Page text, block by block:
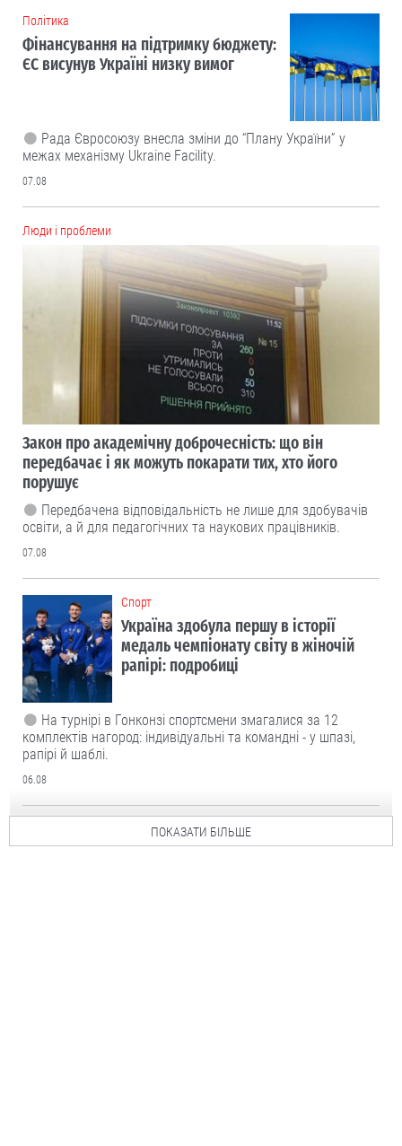
Політика
Фінансування на підтримку бюджету:
ЄС висунув Україні низку вимог
Рада Євросоюзу внесла зміни до “Плану України” у
межах механізму Ukraine Facility.
07.08
Люди і проблеми
Закон про академічну доброчесність: що він
передбачає і як можуть покарати тих, хто його
порушує
Передбачена відповідальність не лише для здобувачів
освіти, а й для педагогічних та наукових працівників.
07.08
Cпорт
Україна здобула першу в історії
медаль чемпіонату світу в жіночій
рапірі: подробиці
На турнірі в Гонконзі спортсмени змагалися за 12
комплектів нагород: індивідуальні та командні - у шпазі,
рапірі й шаблі.
06.08
ПОКАЗАТИ БІЛЬШЕ